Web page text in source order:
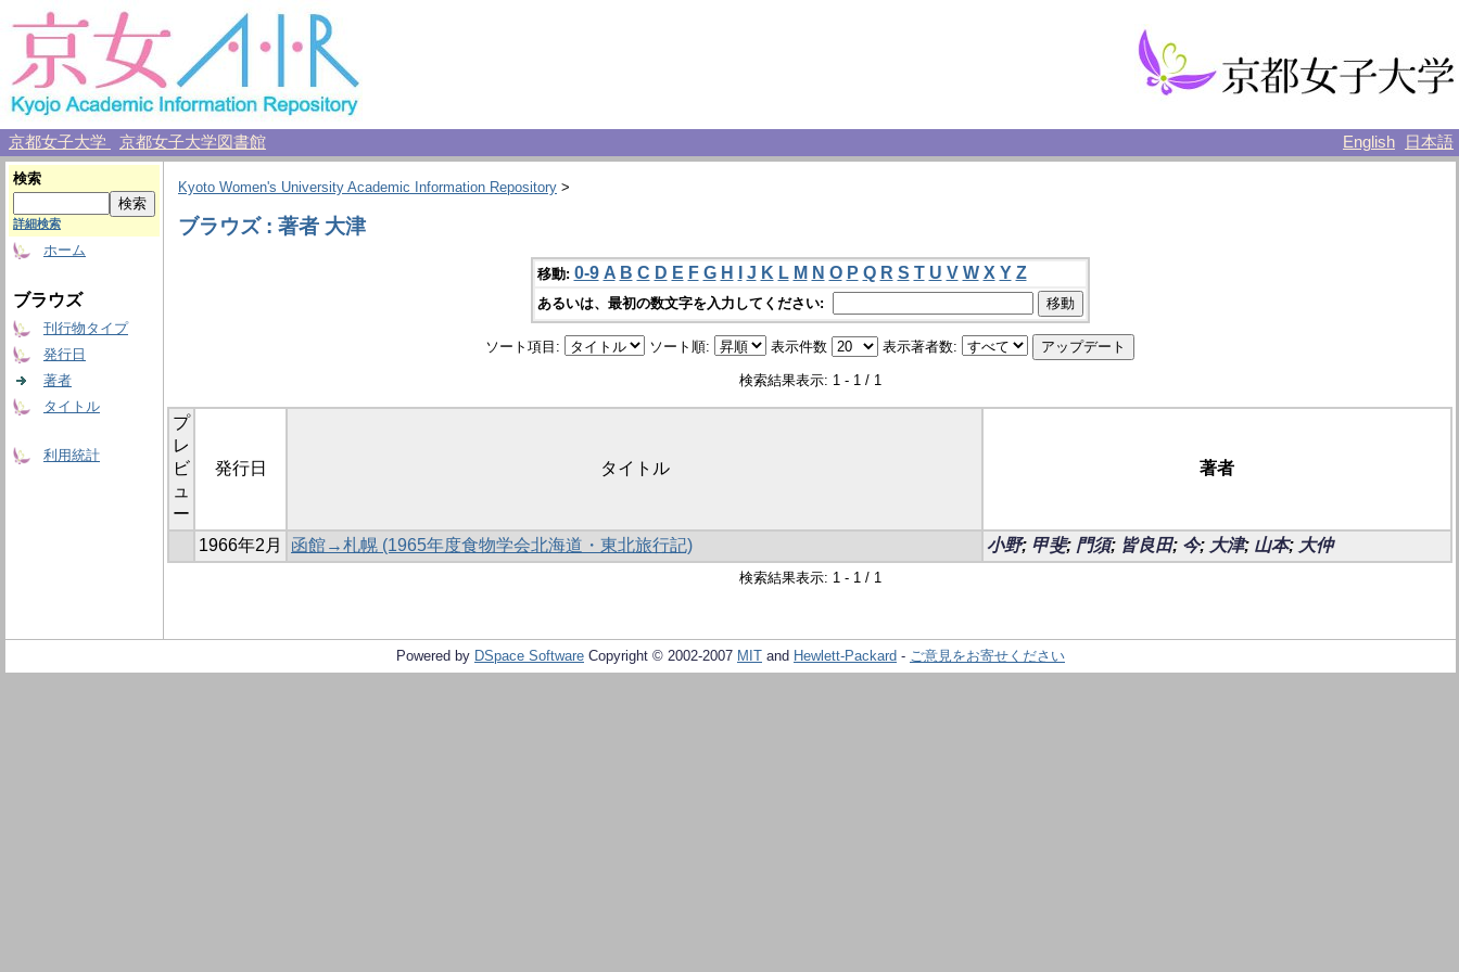
京都女子大学 京都女子大学図書館 English 日本語
検索
詳細検索
ホーム
ブラウズ
刊行物タイプ
発行日
著者
タイトル
利用統計
Kyoto Women's University Academic Information Repository >
ブラウズ : 著者 大津
移動: 0-9 A B C D E F G H J K L M N O P Q R S T U V W X Y Z
あるいは、最初の数文字を入力してください:
ソート項目: ソート順: 表示件数 表示著者数:
検索結果表示: 1 - 1 / 1
プ
レ
ビ
ュ
ー
発行日 タイトル 著者
1966年2月 函館→札幌 (1965年度食物学会北海道・東北旅行記) 小野; 甲斐; 門須; 皆良田; 今; 大津; 山本; 大仲
検索結果表示: 1 - 1 / 1
Powered by DSpace Software Copyright © 2002-2007 MIT and Hewlett-Packard - ご意見をお寄せください